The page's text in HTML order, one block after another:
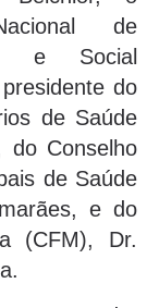
de
e Social
do
de Saúde
do Conselho
de Saúde
e do
(CFM), Dr.